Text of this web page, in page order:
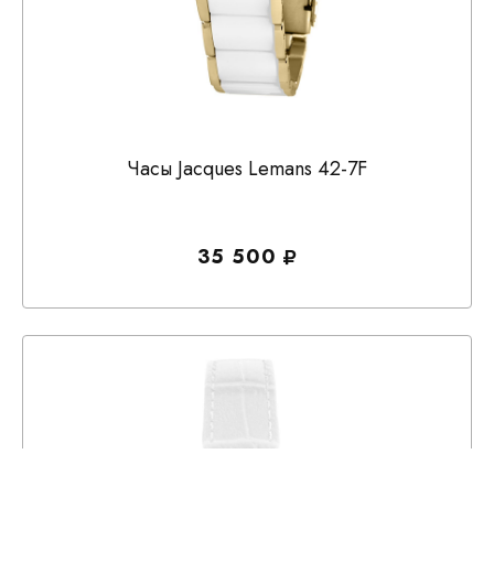
Часы Jacques Lemans 42-7F
35 500